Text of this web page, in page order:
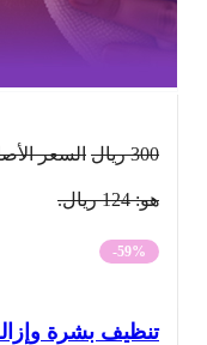
ريال السعر الأصلي هو: 300
-59%
تنظيف بشرة وإزالة